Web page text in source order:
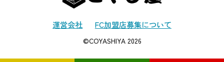
運営会社 FC加盟店募集について
©COYASHIYA 2026